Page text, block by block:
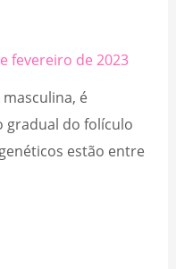
fevereiro de 2023
é
gradual do folículo
estão entre